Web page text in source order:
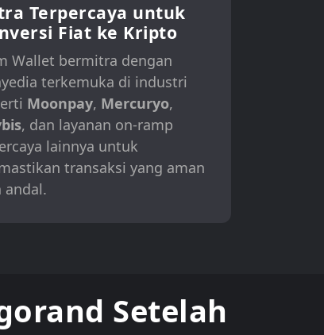
Terpercaya untuk
Fiat ke Kripto
Wallet bermitra dengan
terkemuka di industri
Moonpay, Mercuryo,
, dan layanan on-ramp
lainnya untuk
transaksi yang aman
andal.
Setelah